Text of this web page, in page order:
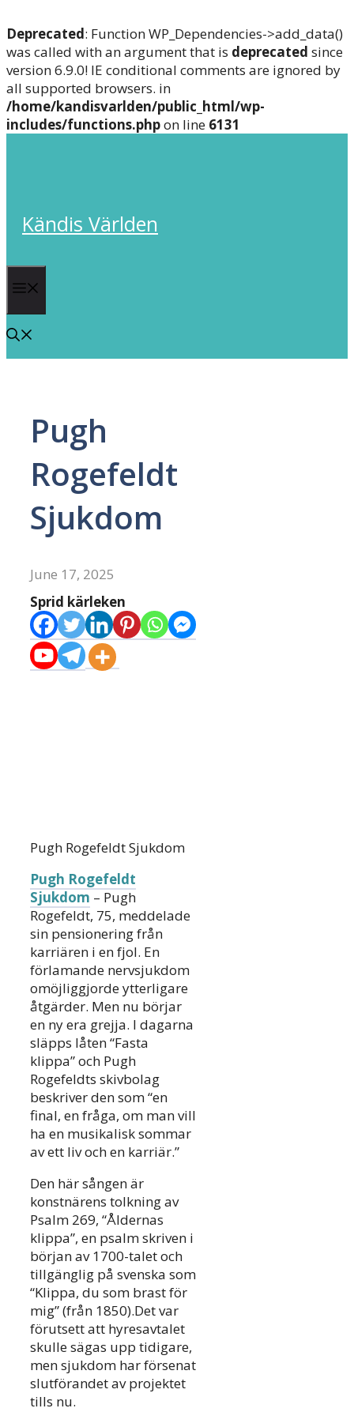
Deprecated: Function WP_Dependencies->add_data()
was called with an argument that is deprecated since
version 6.9.0! IE conditional comments are ignored by
all supported browsers. in
/home/kandisvarlden/public_html/wp-
includes/functions.phpon line 6131
Kändis Världen
Pugh
Rogefeldt
Sjukdom
June 17, 2025
Sprid kärleken
Pugh Rogefeldt Sjukdom
Pugh Rogefeldt
Sjukdom – Pugh
Rogefeldt, 75, meddelade
sin pensionering från
karriären i en fjol. En
förlamande nervsjukdom
omöjliggjorde ytterligare
åtgärder. Men nu börjar
en ny era grejja. I dagarna
släpps låten “Fasta
klippa” och Pugh
Rogefeldts skivbolag
beskriver den som “en
final, en fråga, om man vill
ha en musikalisk sommar
av ett liv och en karriär.”
Den här sången är
konstnärens tolkning av
Psalm 269, “Åldernas
klippa”, en psalm skriven i
början av 1700-talet och
tillgänglig på svenska som
“Klippa, du som brast för
mig” (från 1850).Det var
förutsett att hyresavtalet
skulle sägas upp tidigare,
men sjukdom har försenat
slutförandet av projektet
tills nu.